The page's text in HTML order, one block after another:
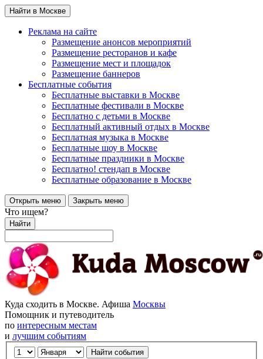
Найти в Москве
Реклама на сайте
Размещение анонсов мероприятий
Размещение ресторанов и кафе
Размещение мест и площадок
Размещение баннеров
Бесплатные события
Бесплатные выставки в Москве
Бесплатные фестивали в Москве
Бесплатно с детьми в Москве
Бесплатный активный отдых в Москве
Бесплатная музыка в Москве
Бесплатные шоу в Москве
Бесплатные праздники в Москве
Бесплатно! стендап в Москве
Бесплатные образование в Москве
Открыть меню Закрыть меню
Что ищем?
Найти
Куда сходить в Москве. Афиша Москвы
Помощник и путеводитель
по интересным местам
и лучшим событиям